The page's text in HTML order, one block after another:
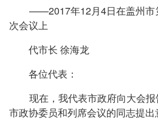
——2017年12月4日在盖州市
次会议上
代市长 徐海龙
各位代表：
现在，我代表市政府向大会报
市政协委员和列席会议的同志提出